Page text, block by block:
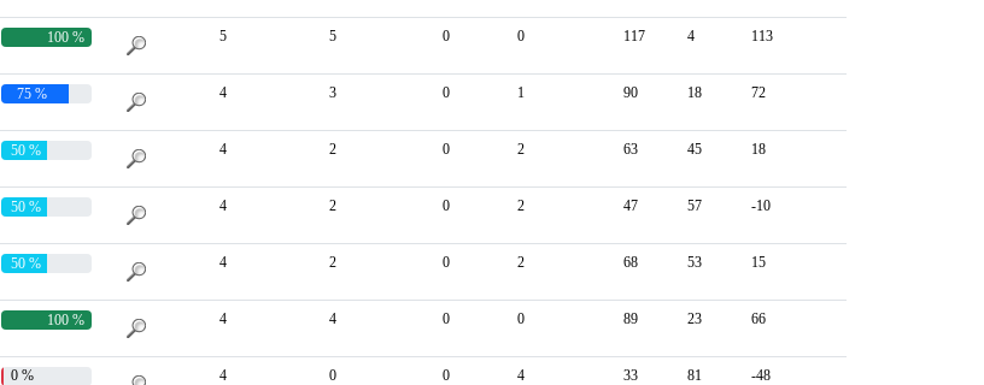
100 % 5 5 0 0 117 4 113
75 % 4 3 0 1 90 18 72
50 % 4 2 0 2 63 45 18
50 % 4 2 0 2 47 57 -10
50 % 4 2 0 2 68 53 15
100 % 4 4 0 0 89 23 66
0 % 4 0 0 4 33 81 -48